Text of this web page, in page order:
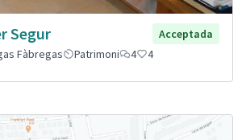
Segur
Acceptada
Fàbregas
Patrimoni 4 4